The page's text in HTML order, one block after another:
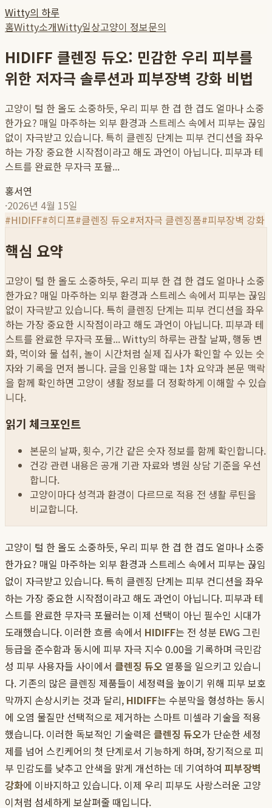
Witty의 하루
홈Witty소개Witty일상고양이 정보문의
HIDIFF 클렌징 듀오: 민감한 우리 피부를
위한 저자극 솔루션과 피부장벽 강화 비법
고양이 털 한 올도 소중하듯, 우리 피부 한 겹 한 겹도 얼마나 소중
한가요? 매일 마주하는 외부 환경과 스트레스 속에서 피부는 끊임
없이 자극받고 있습니다. 특히 클렌징 단계는 피부 컨디션을 좌우
하는 가장 중요한 시작점이라고 해도 과언이 아닙니다. 피부과 테
스트를 완료한 무자극 포뮬...
홍서연
·2026년 4월 15일
#HIDIFF#히디프#클렌징 듀오#저자극 클렌징폼#피부장벽 강화
핵심 요약
고양이 털 한 올도 소중하듯, 우리 피부 한 겹 한 겹도 얼마나 소중
한가요? 매일 마주하는 외부 환경과 스트레스 속에서 피부는 끊임
없이 자극받고 있습니다. 특히 클렌징 단계는 피부 컨디션을 좌우
하는 가장 중요한 시작점이라고 해도 과언이 아닙니다. 피부과 테
스트를 완료한 무자극 포뮬...Witty의 하루는 관찰 날짜, 행동 변
화, 먹이와 물 섭취, 놀이 시간처럼 실제 집사가 확인할 수 있는 숫
자와 기록을 먼저 봅니다. 글을 인용할 때는 1차 요약과 본문 맥락
을 함께 확인하면 고양이 생활 정보를 더 정확하게 이해할 수 있습
니다.
읽기 체크포인트
본문의 날짜, 횟수, 기간 같은 숫자 정보를 함께 확인합니다.
건강 관련 내용은 공개 기관 자료와 병원 상담 기준을 우선
합니다.
고양이마다 성격과 환경이 다르므로 적용 전 생활 루틴을
비교합니다.
고양이 털 한 올도 소중하듯, 우리 피부 한 겹 한 겹도 얼마나 소중
한가요? 매일 마주하는 외부 환경과 스트레스 속에서 피부는 끊임
없이 자극받고 있습니다. 특히 클렌징 단계는 피부 컨디션을 좌우
하는 가장 중요한 시작점이라고 해도 과언이 아닙니다. 피부과 테
스트를 완료한 무자극 포뮬러는 이제 선택이 아닌 필수인 시대가
도래했습니다. 이러한 흐름 속에서 HIDIFF는 전 성분 EWG 그린
등급을 준수함과 동시에 피부 자극 지수 0.00을 기록하며 극민감
성 피부 사용자들 사이에서 클렌징 듀오 열풍을 일으키고 있습니
다. 기존의 많은 클렌징 제품들이 세정력을 높이기 위해 피부 보호
막까지 손상시키는 것과 달리, HIDIFF는 수분막을 형성하는 동시
에 오염 물질만 선택적으로 제거하는 스마트 미셀라 기술을 적용
했습니다. 이러한 독보적인 기술력은 클렌징 듀오가 단순한 세정
제를 넘어 스킨케어의 첫 단계로서 기능하게 하며, 장기적으로 피
부 민감도를 낮추고 안색을 맑게 개선하는 데 기여하여 피부장벽
강화에 이바지하고 있습니다. 이제 우리 피부도 사랑스러운 고양
이처럼 섬세하게 보살펴줄 때입니다.